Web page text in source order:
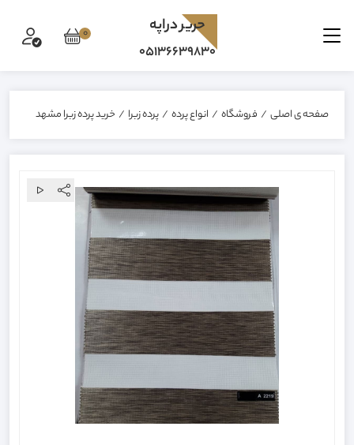
0 حرير دراپه
05136639830
صفحه ی اصلی / فروشگاه / انواع پرده / پرده زبرا / خرید پرده زبرا مشهد